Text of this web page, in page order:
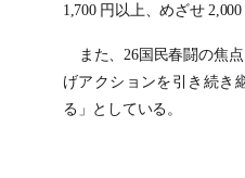
1,700 円以上、めざせ
また、26国民春闘の焦
げアクションを引き続き
る」としている。